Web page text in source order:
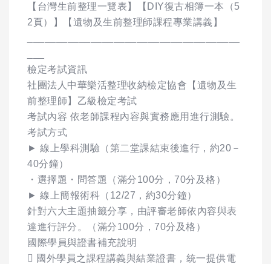
【台灣生前整理一覽表】【DIY復古相簿一本（5
2頁）】【遺物及生前整理師課程專業講義】
檢定考試資訊
社團法人中華樂活整理收納檢定協會【遺物及生
前整理師】乙級檢定考試
考試內容 依老師課程內容與實務應用進行測驗。
考試方式
► 線上學科測驗（第二堂課結束後進行，約20－
40分鐘）
・選擇題・問答題（滿分100分，70分及格）
► 線上簡報術科（12/27，約30分鐘）
針對六大主題抽籤分享，由評審老師依內容與表
達進行評分。（滿分100分，70分及格）
國際學員與證書補充說明
 國外學員之課程講義與結業證書，統一提供電